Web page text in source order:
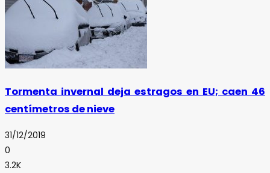
Tormenta invernal deja estragos en EU; caen 46
centímetros de nieve
31/12/2019
0
3.2K